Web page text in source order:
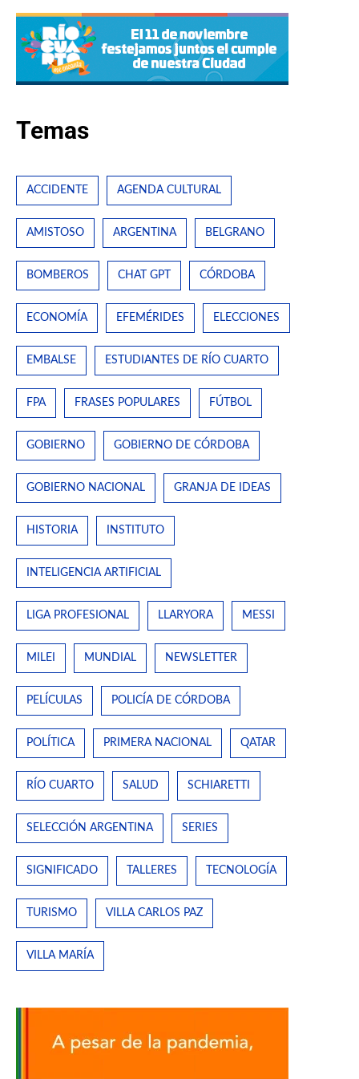
Temas
ACCIDENTE AGENDA CULTURAL
AMISTOSO ARGENTINA BELGRANO
BOMBEROS CHAT GPT CÓRDOBA
ECONOMÍA EFEMÉRIDES ELECCIONES
EMBALSE ESTUDIANTES DE RÍO CUARTO
FPA FRASES POPULARES FÚTBOL
GOBIERNO GOBIERNO DE CÓRDOBA
GOBIERNO NACIONAL GRANJA DE IDEAS
HISTORIA INSTITUTO
INTELIGENCIA ARTIFICIAL
LIGA PROFESIONAL LLARYORA MESSI
MILEI MUNDIAL NEWSLETTER
PELÍCULAS POLICÍA DE CÓRDOBA
POLÍTICA PRIMERA NACIONAL QATAR
RÍO CUARTO SALUD SCHIARETTI
SELECCIÓN ARGENTINA SERIES
SIGNIFICADO TALLERES TECNOLOGÍA
TURISMO VILLA CARLOS PAZ
VILLA MARÍA